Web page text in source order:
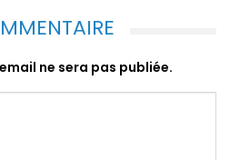
ne sera pas publiée.